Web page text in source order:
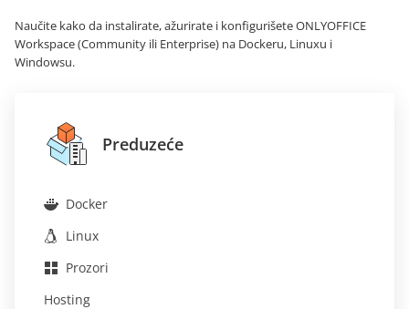
Naučite kako da instalirate, ažurirate i konfigurišete ONLYOFFICE
Workspace (Community ili Enterprise) na Dockeru, Linuxu i
Windowsu.
Preduzeće
Docker
Linux
Prozori
Hosting